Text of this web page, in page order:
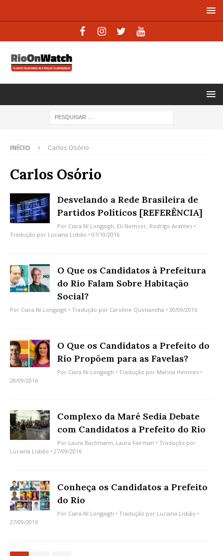
INÍCIO Carlos Osório
Carlos Osório
Desvelando a Rede Brasileira de
Partidos Políticos [REFERÊNCIA]
Por Ciara Ní Longaigh, Eli Nemzer, Rodrigo Arantes •
Tradução por Luciana Lisbão • 07/10/2016
O Que os Candidatos à Prefeitura
do Rio Falam Sobre Habitação
Social?
Por Ciara Ní Longaigh • Tradução por Caroline Quintanilha • 30/09/2016
O Que os Candidatos a Prefeito do
Rio Propõem para as Favelas?
Por Ciara Ní Longaigh • Tradução por Marina Hennies •
28/09/2016
Complexo da Maré Sedia Debate
com Candidatos a Prefeito do Rio
Por Laura Bachmann, Laura Fairman • Tradução por
Luciana Lisbão • 27/09/2016
Conheça os Candidatos a Prefeito
do Rio
Por Ciara Ní Longaigh • Tradução por Luciana Lisbão •
27/09/2016